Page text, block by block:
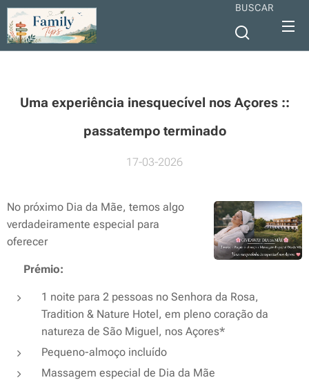
BUSCAR
Uma experiência inesquecível nos Açores ::
passatempo terminado
17-03-2026
No próximo Dia da Mãe, temos algo
verdadeiramente especial para
oferecer 💖
Prémio:
1 noite para 2 pessoas no Senhora da Rosa,
Tradition & Nature Hotel, em pleno coração da
natureza de São Miguel, nos Açores*
Pequeno-almoço incluído
Massagem especial de Dia da Mãe